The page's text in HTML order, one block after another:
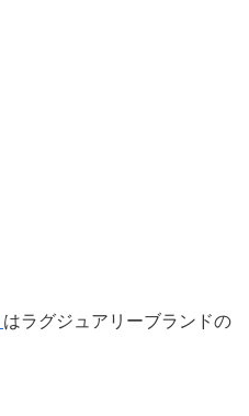
はラグジュアリーブランドの